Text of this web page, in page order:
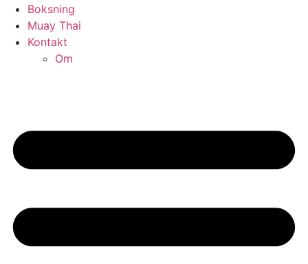
Boksning
Muay Thai
Kontakt
Om